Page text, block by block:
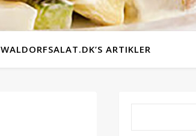
WALDORFSALAT.DK’S ARTIKLER